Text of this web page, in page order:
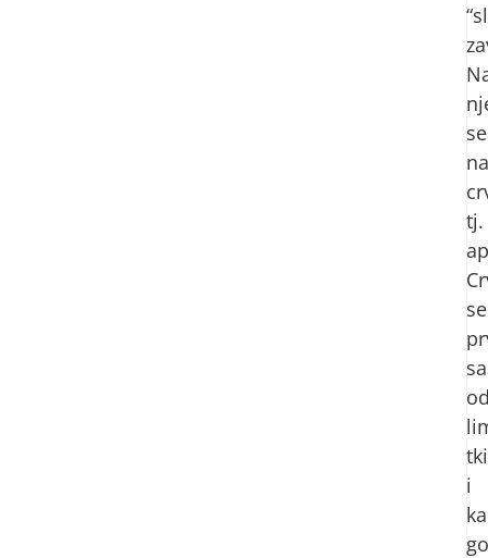
se
tj.
se
i